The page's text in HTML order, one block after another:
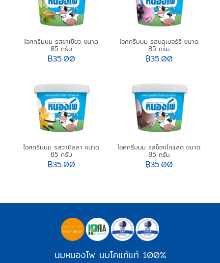
ไอศกรีมนม รสชาเขียว ขนาด
85 กรัม
฿35.00
ไอศกรีมนม รสบลูเบอร์รี่ ขนาด
85 กรัม
฿35.00
ไอศกรีมนม รสวานิลลา ขนาด
85 กรัม
฿35.00
ไอศกรีมนม รสช็อกโกแลต ขนาด
85 กรัม
฿35.00
นมหนองโพ นมโคแท้แท้ 100%